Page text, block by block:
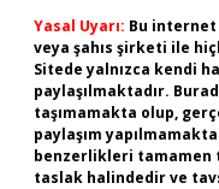
Yasal Uyarı: Bu
veya şahıs şirketi ile
Sitede yalnızca kendi
paylaşılmaktadır.
taşımamakta olup,
paylaşım
benzerlikleri tamamen
taslak halindedir ve